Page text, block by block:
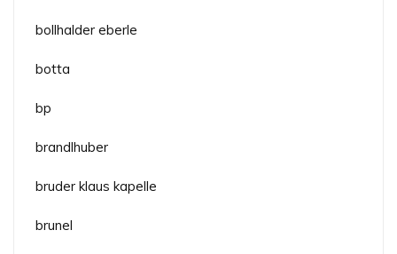
bollhalder eberle
botta
bp
brandlhuber
bruder klaus kapelle
brunel